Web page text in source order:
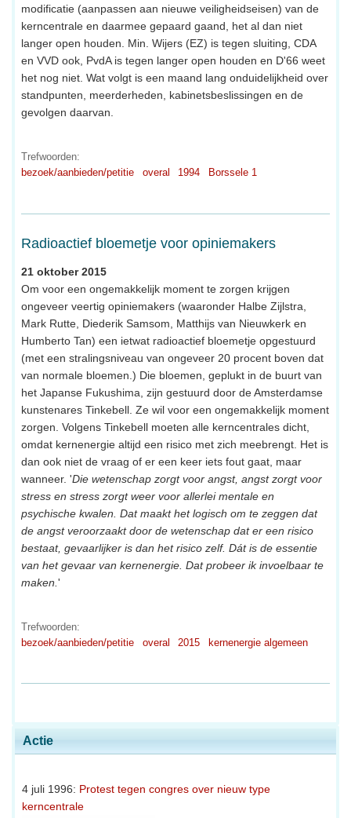
Actie
4 juli 1996: Protest tegen congres over nieuw type
kerncentrale
modificatie (aanpassen aan nieuwe veiligheidseisen) van de
kerncentrale en daarmee gepaard gaand, het al dan niet
langer open houden. Min. Wijers (EZ) is tegen sluiting, CDA
en VVD ook, PvdA is tegen langer open houden en D'66 weet
het nog niet. Wat volgt is een maand lang onduidelijkheid over
standpunten, meerderheden, kabinetsbeslissingen en de
gevolgen daarvan.
Trefwoorden:
bezoek/aanbieden/petitie
overal 1994 Borssele 1
Radioactief bloemetje voor opiniemakers
21 oktober 2015
Om voor een ongemakkelijk moment te zorgen krijgen
ongeveer veertig opiniemakers (waaronder Halbe Zijlstra,
Mark Rutte, Diederik Samsom, Matthijs van Nieuwkerk en
Humberto Tan) een ietwat radioactief bloemetje opgestuurd
(met een stralingsniveau van ongeveer 20 procent boven dat
van normale bloemen.) Die bloemen, geplukt in de buurt van
het Japanse Fukushima, zijn gestuurd door de Amsterdamse
kunstenares Tinkebell. Ze wil voor een ongemakkelijk moment
zorgen. Volgens Tinkebell moeten alle kerncentrales dicht,
omdat kernenergie altijd een risico met zich meebrengt. Het is
dan ook niet de vraag of er een keer iets fout gaat, maar
wanneer. 'Die wetenschap zorgt voor angst, angst zorgt voor
stress en stress zorgt weer voor allerlei mentale en
psychische kwalen. Dat maakt het logisch om te zeggen dat
de angst veroorzaakt door de wetenschap dat er een risico
bestaat, gevaarlijker is dan het risico zelf. Dát is de essentie
van het gevaar van kernenergie. Dat probeer ik invoelbaar te
maken. '
Trefwoorden:
bezoek/aanbieden/petitie
overal 2015 kernenergie algemeen